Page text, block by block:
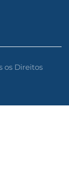
os Direitos